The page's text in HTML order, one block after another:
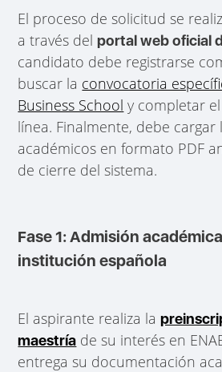
El proceso de solicitud se
a través delportal web oficial
candidato debe registrarse
buscar la convocatoria
Business School y completar
línea. Finalmente, debe
académicos en formato PDF
de cierre del sistema.
Fase 1: Admisión
institución española
El aspirante realiza la
maestría de su interés en
entrega su documentación